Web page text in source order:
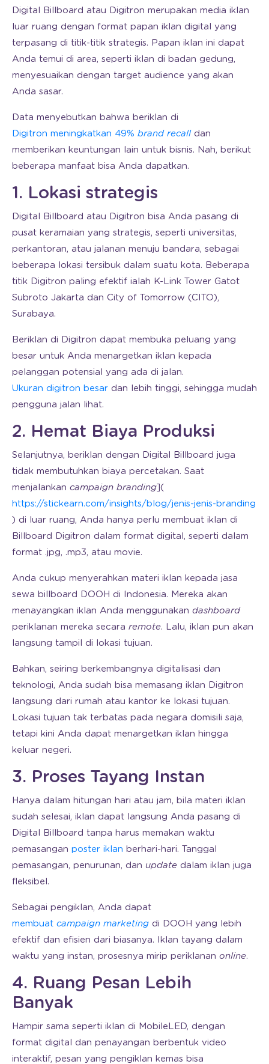
Digital Billboard atau Digitron merupakan media iklan
luar ruang dengan format papan iklan digital yang
terpasang di titik-titik strategis. Papan iklan ini dapat
Anda temui di area, seperti iklan di badan gedung,
menyesuaikan dengan target audience yang akan
Anda sasar.
Data menyebutkan bahwa beriklan di
Digitron meningkatkan 49% brand recalldan
memberikan keuntungan lain untuk bisnis. Nah, berikut
beberapa manfaat bisa Anda dapatkan.
1. Lokasi strategis
Digital Billboard atau Digitron bisa Anda pasang di
pusat keramaian yang strategis, seperti universitas,
perkantoran, atau jalanan menuju bandara, sebagai
beberapa lokasi tersibuk dalam suatu kota. Beberapa
titik Digitron paling efektif ialah K-Link Tower Gatot
Subroto Jakarta dan City of Tomorrow (CITO),
Surabaya.
Beriklan di Digitron dapat membuka peluang yang
besar untuk Anda menargetkan iklan kepada
pelanggan potensial yang ada di jalan.
Ukuran digitron besar dan lebih tinggi, sehingga mudah
pengguna jalan lihat.
2. Hemat Biaya Produksi
Selanjutnya, beriklan dengan Digital Billboard juga
tidak membutuhkan biaya percetakan. Saat
menjalankan campaign branding](
https://stickearn.com/insights/blog/jenis-jenis-branding
) di luar ruang, Anda hanya perlu membuat iklan di
Billboard Digitron dalam format digital, seperti dalam
format .jpg, .mp3, atau movie.
Anda cukup menyerahkan materi iklan kepada jasa
sewa billboard DOOH di Indonesia. Mereka akan
menayangkan iklan Anda menggunakan dashboard
periklanan mereka secara remote. Lalu, iklan pun akan
langsung tampil di lokasi tujuan.
Bahkan, seiring berkembangnya digitalisasi dan
teknologi, Anda sudah bisa memasang iklan Digitron
langsung dari rumah atau kantor ke lokasi tujuan.
Lokasi tujuan tak terbatas pada negara domisili saja,
tetapi kini Anda dapat menargetkan iklan hingga
keluar negeri.
3. Proses Tayang Instan
Hanya dalam hitungan hari atau jam, bila materi iklan
sudah selesai, iklan dapat langsung Anda pasang di
Digital Billboard tanpa harus memakan waktu
pemasangan poster iklan berhari-hari. Tanggal
pemasangan, penurunan, dan update dalam iklan juga
fleksibel.
Sebagai pengiklan, Anda dapat
membuat campaign marketing di DOOH yang lebih
efektif dan efisien dari biasanya. Iklan tayang dalam
waktu yang instan, prosesnya mirip periklanan online.
4. Ruang Pesan Lebih
Banyak
Hampir sama seperti iklan di MobileLED, dengan
format digital dan penayangan berbentuk video
interaktif, pesan yang pengiklan kemas bisa